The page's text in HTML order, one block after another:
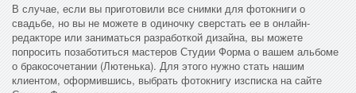
В случае, если вы приготовили все снимки для фотокниги о
свадьбе, но вы не можете в одиночку сверстать ее в онлайн-
редакторе или заниматься разработкой дизайна, вы можете
попросить позаботиться мастеров Студии Форма о вашем альбоме
о бракосочетании (Лютенька). Для этого нужно стать нашим
клиентом, оформившись, выбрать фотокнигу изсписка на сайте